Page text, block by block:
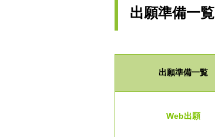
出願準備一覧
出願準備一覧
Web出願